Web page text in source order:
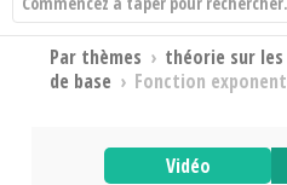
Par thèmes › théorie sur
de base › Fonction
Vidéo